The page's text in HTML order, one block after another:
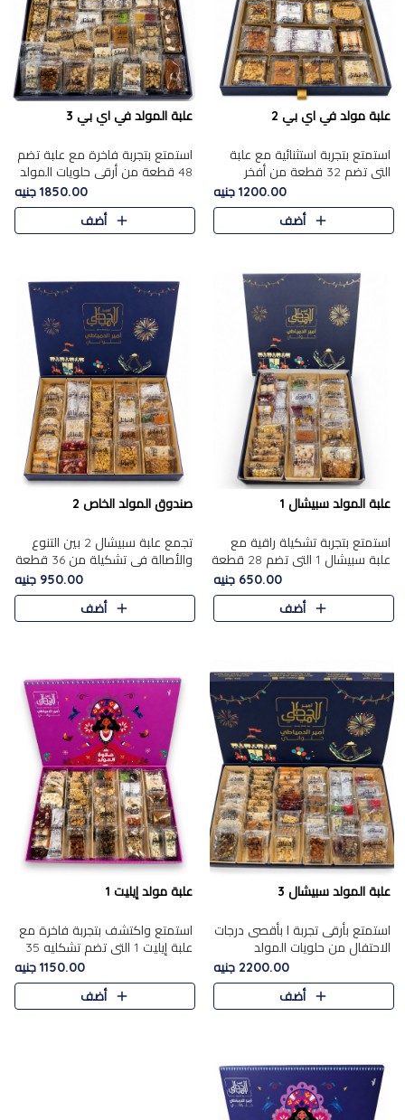
علبة مولد في اي بي 2
استمتع بتجربة استثنائية مع علبة
التي تضم 32 قطعة من أفخر
حلويات المولد الشرقية، في تشكيلة
تجمع بين الأصالة والاختيارات
الفاخرة. تحتوي العلبة..
1200.00 جنيه
أضف
علبة المولد في اي بي 3
استمتع بتجربة فاخرة مع علبة تضم
48 قطعة من أرقى حلويات المولد
الشرقية، في تشكيلة تجمع بين
الأصناف التقليدية الفاخرة والاختيارات
1850.00 جنيه
أضف
علبة المولد سبيشال 1
استمتع بتجربة تشكيلة راقية مع
علبة سبيشال 1 التي تضم 28 قطعة
من تشكيلة مختارة بعناية من أفخر
حلويات المولد المصرية الأصلية
الشرقية. تحتوي ال..
650.00 جنيه
أضف
صندوق المولد الخاص 2
تجمع علبة سبيشال 2 بين التنوع
والأصالة في تشكيلة من 36 قطعة
تضم أشهر حلويات المولد الشرقية.
تحتوي العلبة على الجزرية بالفول،
والجزرية بالبن..
950.00 جنيه
أضف
علبة المولد سبيشال 3
استمتع بأرقى تجربة ا بأقصى درجات
الاحتفال من حلويات المولد
المصريه الأصيلة مع هذه الفخامة
مع علبة سبيشال 3 التي تضم 56
قطعة من تشكيلة استثن..
2200.00 جنيه
أضف
علبة مولد إيليت 1
استمتع واكتشف بتجربة فاخرة مع
علبة إيليت 1 التي تضم تشكليه 35
قطعة من أرقى حلويات المولد
المصري الأصيلة ,معروضة بشكل
جميل في علبة أنيقة ، في..
1150.00 جنيه
أضف